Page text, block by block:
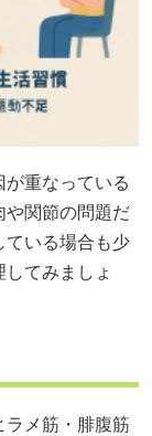
重なっている
や関節の問題だ
ている場合も少
てみましょ
ラメ筋・腓腹筋